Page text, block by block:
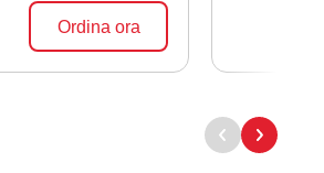
Ordina ora